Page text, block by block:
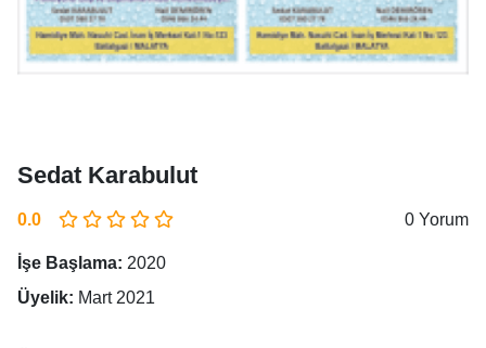
Sedat Karabulut
0.0 0 Yorum
İşe Başlama: 2020
Üyelik: Mart 2021